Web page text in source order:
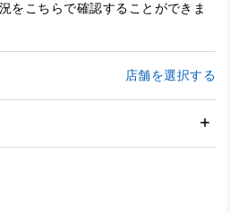
をこちらで確認することができま
店舗を選択する